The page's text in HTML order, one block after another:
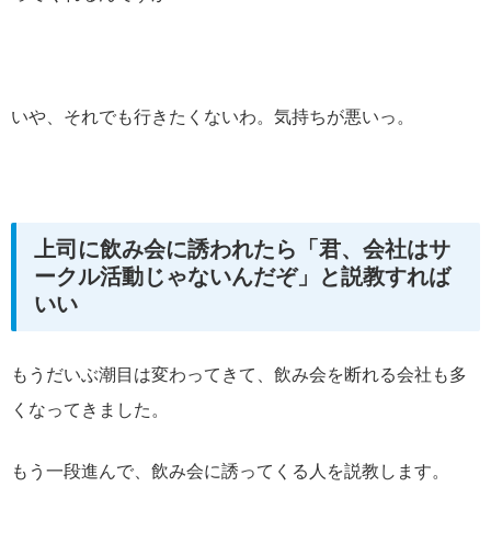
いや、それでも行きたくないわ。気持ちが悪いっ。
上司に飲み会に誘われたら「君、会社はサ
ークル活動じゃないんだぞ」と説教すれば
いい
もうだいぶ潮目は変わってきて、飲み会を断れる会社も多
くなってきました。
もう一段進んで、飲み会に誘ってくる人を説教します。